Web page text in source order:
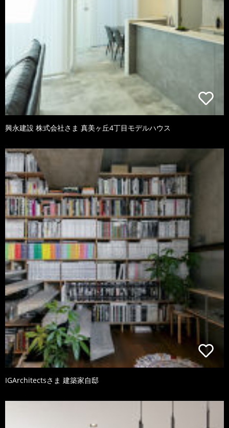
興永建設 株式会社さま 真美ヶ丘4丁目モデルハウス
IGArchitectsさま 建築家自邸